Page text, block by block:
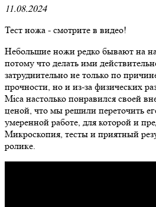
11.08.2024
Тест ножа - смотрите в видео!
Небольшие ножи редко бывают на
потому что делать ими
затруднительно не только по
прочности, но и из-за физических
Mica настолько понравился своей
ценой, что мы решили переточить
умеренной работе, для которой и
Микроскопия, тесты и приятный
ролике.